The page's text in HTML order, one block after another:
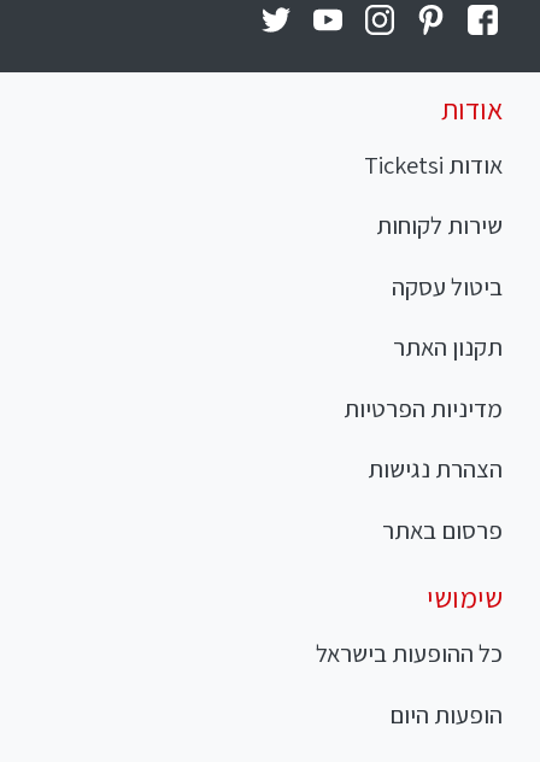
אודות
אודות Ticketsi
שירות לקוחות
ביטול עסקה
תקנון האתר
מדיניות הפרטיות
הצהרת נגישות
פרסום באתר
שימושי
כל ההופעות בישראל
הופעות היום